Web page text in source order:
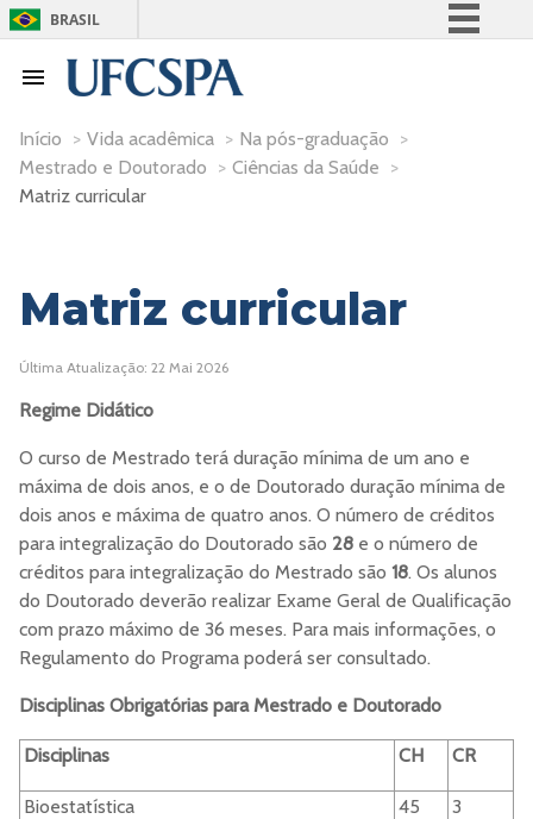
BRASIL
Participe
Acesso à informação
Início > Vida acadêmica > Na pós-graduação >
Mestrado e Doutorado > Ciências da Saúde >
Matriz curricular
Matriz curricular
Última Atualização: 22 Mai 2026
Regime Didático
O curso de Mestrado terá duração mínima de um ano e
máxima de dois anos, e o de Doutorado duração mínima de
dois anos e máxima de quatro anos. O número de créditos
para integralização do Doutorado são 28 e o número de
créditos para integralização do Mestrado são 18. Os alunos
do Doutorado deverão realizar Exame Geral de Qualificação
com prazo máximo de 36 meses. Para mais informações, o
Regulamento do Programa poderá ser consultado.
Disciplinas Obrigatórias para Mestrado e Doutorado
Disciplinas CH CR
Bioestatística 45 3